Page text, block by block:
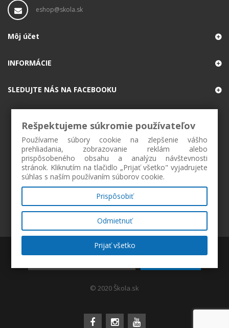
eshop@skola.sk
Môj účet
INFORMÁCIE
SLEDUJTE NÁS NA FACEBOOKU
© 2020 Škola.sk
Rešpektujeme súkromie používateľov
Používame súbory cookie na zlepšenie vášho
prehliadania, zobrazovanie reklám alebo
prispôsobeného obsahu a analýzu návštevnosti
stránok. Kliknutím na tlačidlo „Prijať všetko" vyjadrujete
súhlas s naším používaním súborov cookie.
Prispôsobiť
Odmietnuť
Prijať všetko